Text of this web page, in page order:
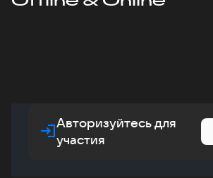
Авторизуйтесь для
участия